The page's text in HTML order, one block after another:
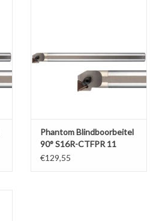
Phantom Blindboorbeitel
90° S16R-CTFPR 11
€129,55